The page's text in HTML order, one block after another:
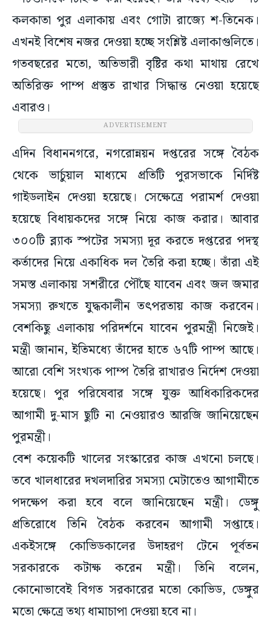
কলকাতা পুর এলাকায় এবং গোটা রাজ্যে শ-তিনেক।
এখনই বিশেষ নজর দেওয়া হচ্ছে সংশ্লিষ্ট এলাকাগুলিতে।
গতবছরের মতো, অতিভারী বৃষ্টির কথা মাথায় রেখে
অতিরিক্ত পাম্প প্রস্তুত রাখার সিদ্ধান্ত নেওয়া হয়েছে
এবারও।
ADVERTISEMENT
এদিন বিধাননগরে, নগরোন্নয়ন দপ্তরের সঙ্গে বৈঠক
থেকে ভার্চুয়াল মাধ্যমে প্রতিটি পুরসভাকে নির্দিষ্ট
গাইডলাইন দেওয়া হয়েছে। সেক্ষেত্রে পরামর্শ দেওয়া
হয়েছে বিধায়কদের সঙ্গে নিয়ে কাজ করার। আবার
৩০০টি ব্ল্যাক স্পটের সমস্যা দূর করতে দপ্তরের পদস্থ
কর্তাদের নিয়ে একাধিক দল তৈরি করা হচ্ছে। তাঁরা এই
সমস্ত এলাকায় সশরীরে পৌঁছে যাবেন এবং জল জমার
সমস্যা রুখতে যুদ্ধকালীন তৎপরতায় কাজ করবেন।
বেশকিছু এলাকায় পরিদর্শনে যাবেন পুরমন্ত্রী নিজেই।
মন্ত্রী জানান, ইতিমধ্যে তাঁদের হাতে ৬৭টি পাম্প আছে।
আরো বেশি সংখ্যক পাম্প তৈরি রাখারও নির্দেশ দেওয়া
হয়েছে। পুর পরিষেবার সঙ্গে যুক্ত আধিকারিকদের
আগামী দু-মাস ছুটি না নেওয়ারও আরজি জানিয়েছেন
পুরমন্ত্রী।
বেশ কয়েকটি খালের সংস্কারের কাজ এখনো চলছে।
তবে খালধারের দখলদারির সমস্যা মেটাতেও আগামীতে
পদক্ষেপ করা হবে বলে জানিয়েছেন মন্ত্রী। ডেঙ্গু
প্রতিরোধে তিনি বৈঠক করবেন আগামী সপ্তাহে।
একইসঙ্গে কোভিডকালের উদাহরণ টেনে পূর্বতন
সরকারকে কটাক্ষ করেন মন্ত্রী। তিনি বলেন,
কোনোভাবেই বিগত সরকারের মতো কোভিড, ডেঙ্গুর
মতো ক্ষেত্রে তথ্য ধামাচাপা দেওয়া হবে না।